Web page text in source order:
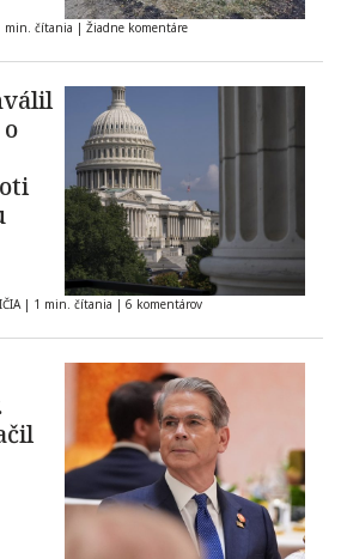
min. čítania | Žiadne komentáre
| 1 min. čítania | 6 komentárov